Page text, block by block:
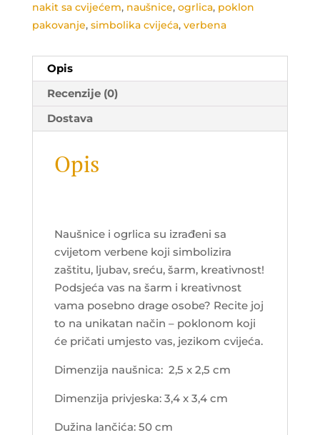
nakit sa cvijećem, naušnice, ogrlica, poklon
pakovanje, simbolika cvijeća, verbena
Opis
Recenzije (0)
Dostava
Opis
Naušnice i ogrlica su izrađeni sa
cvijetom verbene koji simbolizira
zaštitu, ljubav, sreću, šarm, kreativnost!
Podsjeća vas na šarm i kreativnost
vama posebno drage osobe? Recite joj
to na unikatan način – poklonom koji
će pričati umjesto vas, jezikom cvijeća.
Dimenzija naušnica: 2,5 x 2,5 cm
Dimenzija privjeska: 3,4 x 3,4 cm
Dužina lančića: 50 cm